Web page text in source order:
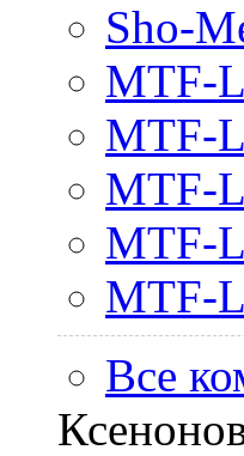
Sho-
MTF-
MTF-
MTF-
MTF-
MTF-
Все